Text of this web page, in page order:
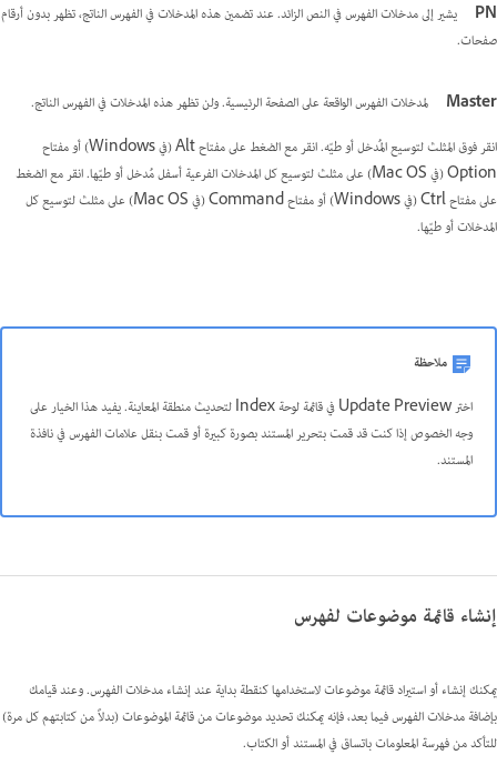
PN
يشير إلى مدخلات الفهرس في النص الزائد. عند تضمين هذه المدخلات في الفهرس الناتج، تظهر بدون أرقام
صفحات.
Master
لمدخلات الفهرس الواقعة على الصفحة الرئيسية. ولن تظهر هذه المدخلات في الفهرس الناتج.
انقر فوق المثلث لتوسيع المُدخل أو طيّه. انقر مع الضغط على مفتاح Alt (في Windows) أو مفتاح
Option (في Mac OS) على مثلث لتوسيع كل المدخلات الفرعية أسفل مُدخل أو طيّها. انقر مع الضغط
على مفتاح Ctrl (في Windows) أو مفتاح Command (في Mac OS) على مثلث لتوسيع كل
المدخلات أو طيّها.
ملاحظة
اختر Update Preview في قائمة لوحة Index لتحديث منطقة المعاينة. يفيد هذا الخيار على
وجه الخصوص إذا كنت قد قمت بتحرير المستند بصورة كبيرة أو قمت بنقل علامات الفهرس في نافذة
المستند.
إنشاء قائمة موضوعات لفهرس
يمكنك إنشاء أو استيراد قائمة موضوعات لاستخدامها كنقطة بداية عند إنشاء مدخلات الفهرس. وعند قيامك
بإضافة مدخلات الفهرس فيما بعد، فإنه يمكنك تحديد موضوعات من قائمة الموضوعات (بدلاً من كتابتهم كل مرة)
للتأكد من فهرسة المعلومات باتساق في المستند أو الكتاب.